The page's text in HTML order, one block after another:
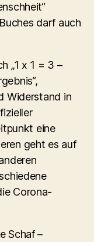
darf auch
„1 x 1 = 3 –
Widerstand in
eine
geht es auf
Corona-
Schaf –